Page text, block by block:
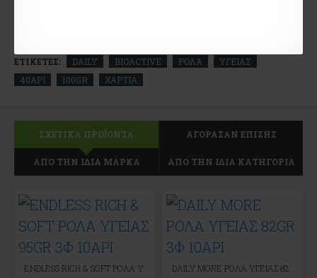
ΕΤΙΚΈΤΕΣ: DAILY BIOACTIVE ΡΟΛΑ
ΥΓΕΙΑΣ
40ΑΡΙ
100GR ΧΑΡΤΙΑ
ΣΧΕΤΙΚΆ ΠΡΟΪΌΝΤΑ ΑΓΌΡΑΣΑΝ ΕΠΊΣΗΣ
ΑΠΌ ΤΗΝ ΊΔΙΑ ΜΆΡΚΑ ΑΠΌ ΤΗΝ ΊΔΙΑ ΚΑΤΗΓΟΡΊΑ